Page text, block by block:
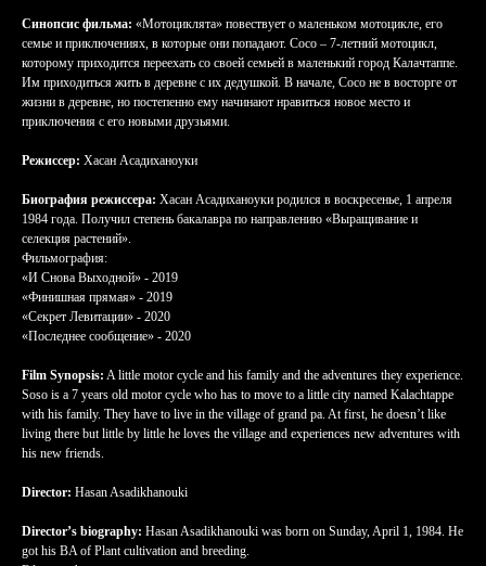
Синопсис фильма: «Мотоциклята» повествует о маленьком мотоцикле, его
семье и приключениях, в которые они попадают. Сосо – 7-летний мотоцикл,
которому приходится переехать со своей семьей в маленький город Калачтаппе.
Им приходиться жить в деревне с их дедушкой. В начале, Сосо не в восторге от
жизни в деревне, но постепенно ему начинают нравиться новое место и
приключения с его новыми друзьями.
Режиссер: Хасан Асадиханоуки
Биография режиссера: Хасан Асадиханоуки родился в воскресенье, 1 апреля
1984 года. Получил степень бакалавра по направлению «Выращивание и
селекция растений».
Фильмография:
«И Снова Выходной» - 2019
«Финишная прямая» - 2019
«Секрет Левитации» - 2020
«Последнее сообщение» - 2020
Film Synopsis: A little motor cycle and his family and the adventures they experience.
Soso is a 7 years old motor cycle who has to move to a little city named Kalachtappe
with his family. They have to live in the village of grand pa. At first, he doesn’t like
living there but little by little he loves the village and experiences new adventures with
his new friends.
Director: Hasan Asadikhanouki
Director’s biography: Hasan Asadikhanouki was born on Sunday, April 1, 1984. He
got his BA of Plant cultivation and breeding.